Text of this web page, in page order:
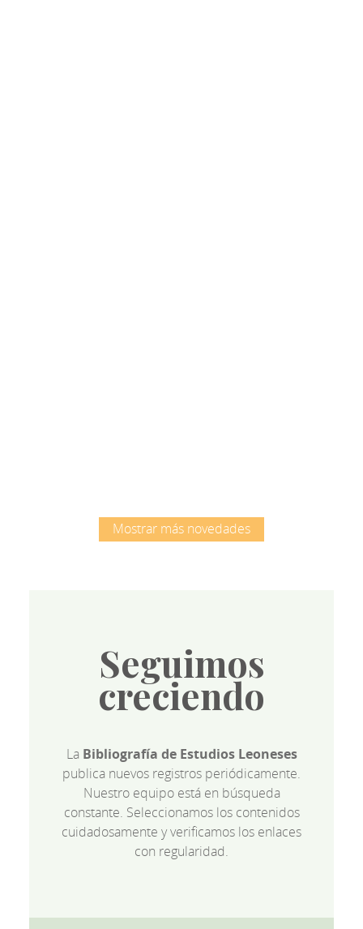
Mostrar más novedades
Seguimos
creciendo
La Bibliografía de Estudios Leoneses
publica nuevos registros periódicamente.
Nuestro equipo está en búsqueda
constante. Seleccionamos los contenidos
cuidadosamente y verificamos los enlaces
con regularidad.